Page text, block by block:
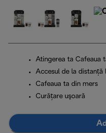
Atingerea ta Cafeaua
Accesul de la distanță
Cafeaua ta din mers
Curăţare uşoară